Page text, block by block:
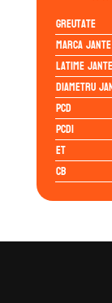
4/108/32/65.0
Greutate
Marca jante
Latime jante
Diametru
PCD
PCD1
ET
CB